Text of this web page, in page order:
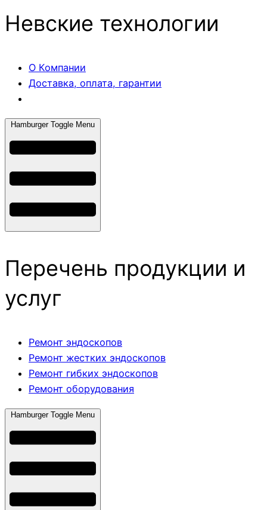
Невские технологии
О Компании
Доставка, оплата, гарантии
Hamburger Toggle Menu
Перечень продукции и
услуг
Ремонт эндоскопов
Ремонт жестких эндоскопов
Ремонт гибких эндоскопов
Ремонт оборудования
Hamburger Toggle Menu